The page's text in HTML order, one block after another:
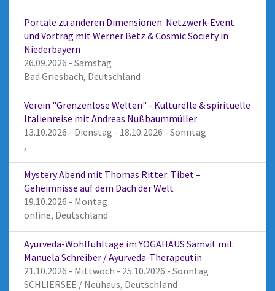
Portale zu anderen Dimensionen: Netzwerk-Event
und Vortrag mit Werner Betz & Cosmic Society in
Niederbayern
26.09.2026 - Samstag
Bad Griesbach, Deutschland
Verein "Grenzenlose Welten" - Kulturelle & spirituelle
Italienreise mit Andreas Nußbaummüller
13.10.2026 - Dienstag - 18.10.2026 - Sonntag
,
Mystery Abend mit Thomas Ritter: Tibet –
Geheimnisse auf dem Dach der Welt
19.10.2026 - Montag
online, Deutschland
Ayurveda-Wohlfühltage im YOGAHAUS Samvit mit
Manuela Schreiber / Ayurveda-Therapeutin
21.10.2026 - Mittwoch - 25.10.2026 - Sonntag
SCHLIERSEE / Neuhaus, Deutschland